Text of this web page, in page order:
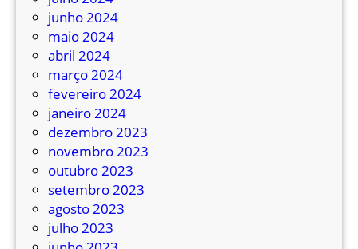
junho 2024
maio 2024
abril 2024
março 2024
fevereiro 2024
janeiro 2024
dezembro 2023
novembro 2023
outubro 2023
setembro 2023
agosto 2023
julho 2023